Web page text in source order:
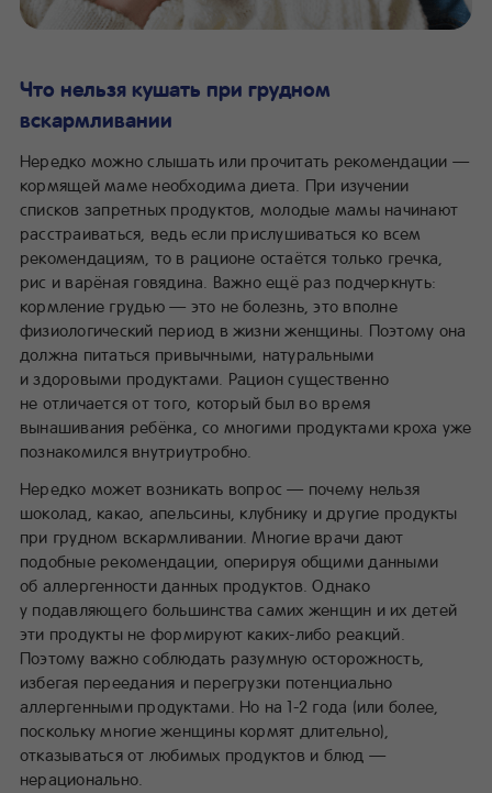
Что нельзя кушать при грудном
вскармливании
Нередко можно слышать или прочитать рекомендации —
кормящей маме необходима диета. При изучении
списков запретных продуктов, молодые мамы начинают
расстраиваться, ведь если прислушиваться ко всем
рекомендациям, то в рационе остаётся только гречка,
рис и варёная говядина. Важно ещё раз подчеркнуть:
кормление грудью — это не болезнь, это вполне
физиологический период в жизни женщины. Поэтому она
должна питаться привычными, натуральными
и здоровыми продуктами. Рацион существенно
не отличается от того, который был во время
вынашивания ребёнка, со многими продуктами кроха уже
познакомился внутриутробно.
Нередко может возникать вопрос — почему нельзя
шоколад, какао, апельсины, клубнику и другие продукты
при грудном вскармливании. Многие врачи дают
подобные рекомендации, оперируя общими данными
об аллергенности данных продуктов. Однако
у подавляющего большинства самих женщин и их детей
эти продукты не формируют каких-либо реакций.
Поэтому важно соблюдать разумную осторожность,
избегая переедания и перегрузки потенциально
аллергенными продуктами. Но на 1-2 года (или более,
поскольку многие женщины кормят длительно),
отказываться от любимых продуктов и блюд —
нерационально.